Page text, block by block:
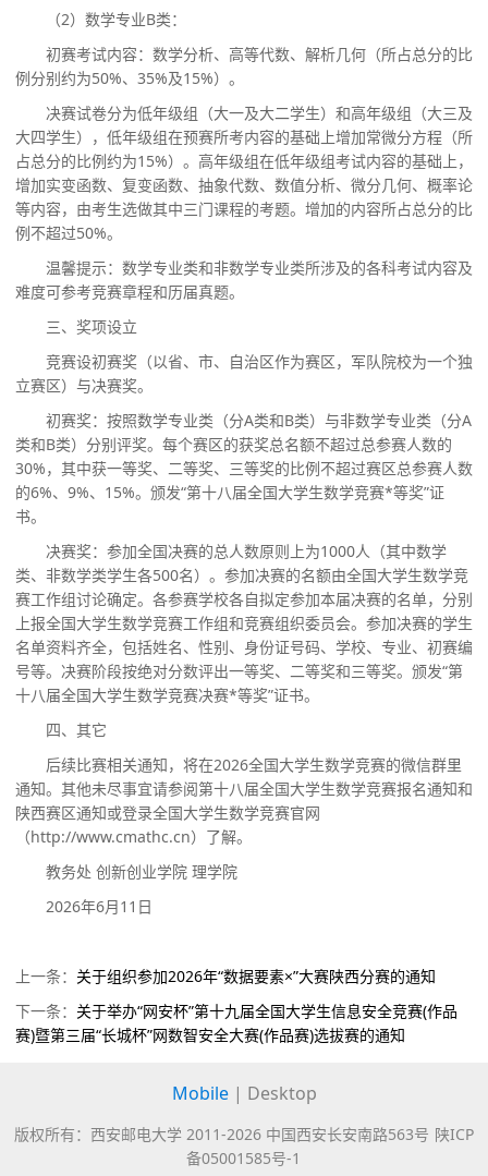
（2）数学专业B类：
初赛考试内容：数学分析、高等代数、解析几何（所占总分的比
例分别约为50%、35%及15%）。
决赛试卷分为低年级组（大一及大二学生）和高年级组（大三及
大四学生），低年级组在预赛所考内容的基础上增加常微分方程（所
占总分的比例约为15%）。高年级组在低年级组考试内容的基础上，
增加实变函数、复变函数、抽象代数、数值分析、微分几何、概率论
等内容，由考生选做其中三门课程的考题。增加的内容所占总分的比
例不超过50%。
温馨提示：数学专业类和非数学专业类所涉及的各科考试内容及
难度可参考竞赛章程和历届真题。
三、奖项设立
竞赛设初赛奖（以省、市、自治区作为赛区，军队院校为一个独
立赛区）与决赛奖。
初赛奖：按照数学专业类（分A类和B类） 与非数学专业类（分A
类和B类）分别评奖。每个赛区的获奖总名额不超过总参赛人数的
30%，其中获一等奖、二等奖、三等奖的比例不超过赛区总参赛人数
的6%、9%、15%。颁发“第十八届全国大学生数学竞赛*等奖”证
书。
决赛奖：参加全国决赛的总人数原则上为1000人（其中数学
类、非数学类学生各500名）。参加决赛的名额由全国大学生数学竞
赛工作组讨论确定。各参赛学校各自拟定参加本届决赛的名单，分别
上报全国大学生数学竞赛工作组和竞赛组织委员会。参加决赛的学生
名单资料齐全，包括姓名、性别、身份证号码、学校、专业、初赛编
号等。决赛阶段按绝对分数评出一等奖、二等奖和三等奖。颁发“第
十八届全国大学生数学竞赛决赛*等奖”证书。
四、其它
后续比赛相关通知， 将在2026全国大学生数学竞赛的微信群里
通知。其他未尽事宜请参阅第十八届全国大学生数学竞赛报名通知和
陕西赛区通知或登录全国大学生数学竞赛官网
（http://www.cmathc.cn）了解。
教务处 创新创业学院 理学院
2026年6月1 1 日
上一条： 关于组织参加2026年“数据要素×”大赛陕西分赛的通知
下一条： 关于举办“网安杯”第十九届全国大学生信息安全竞赛(作品
赛)暨第三届“长城杯”网数智安全大赛(作品赛)选拔赛的通知
Mobile | Desktop
版权所有：西安邮电大学 2011-2026 中国西安长安南路563号 陕ICP
备05001585号-1